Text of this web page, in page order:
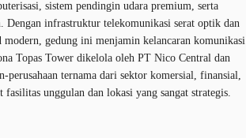
sistem pendingin udara premium, serta
Dengan infrastruktur telekomunikasi serat optik dan
modern, gedung ini menjamin kelancaran komunikasi
Topas Tower dikelola oleh PT Nico Central dan
perusahaan ternama dari sektor komersial, finansial,
unggulan dan lokasi yang sangat strategis.